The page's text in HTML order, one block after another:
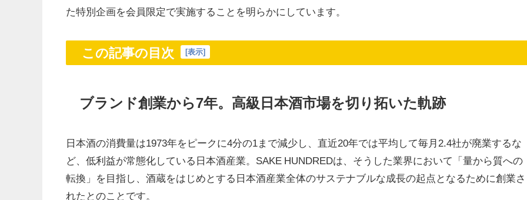
た特別企画を会員限定で実施することを明らかにしています。
この記事の目次 [表示]
ブランド創業から7年。高級日本酒市場を切り拓いた軌跡
日本酒の消費量は1973年をピークに4分の1まで減少し、直近20年では平均して毎月2.4社が廃業するな
ど、低利益が常態化している日本酒産業。SAKE HUNDREDは、そうした業界において「量から質への
転換」を目指し、酒蔵をはじめとする日本酒産業全体のサステナブルな成長の起点となるために創業さ
れたとのことです。